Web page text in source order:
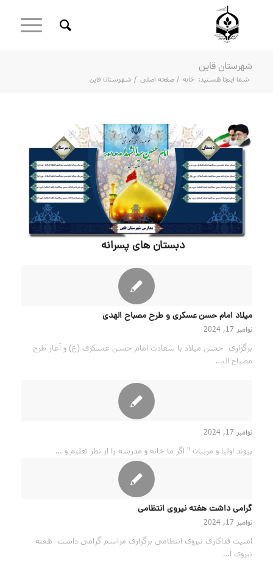
شهرستان قاین
شما اینجا هستید: خانه / صفحه اصلی / شهرستان قاین
دبستان های پسرانه
میلاد امام حسن عسکری و طرح مصباح الهدی
نوامبر 17, 2024
برگزاری جشن میلاد با سعادت امام حسن عسکری (ع) و آغاز طرح
مصباح ال…
نوامبر 17, 2024
پیوند اولیا و مربیان " اگر ما خانه و مدرسه را از نظر تعلیم و …
گرامی داشت هفته نیروی انتظامی
نوامبر 17, 2024
امنیت فداکاری نیروی انتظامی برگزاری مراسم گرامی داشت هفته
نیروی ا…